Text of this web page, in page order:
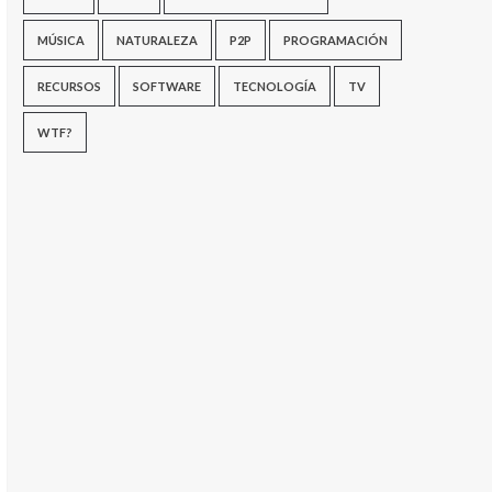
MÚSICA NATURALEZA P2P PROGRAMACIÓN
RECURSOS SOFTWARE TECNOLOGÍA TV
WTF?